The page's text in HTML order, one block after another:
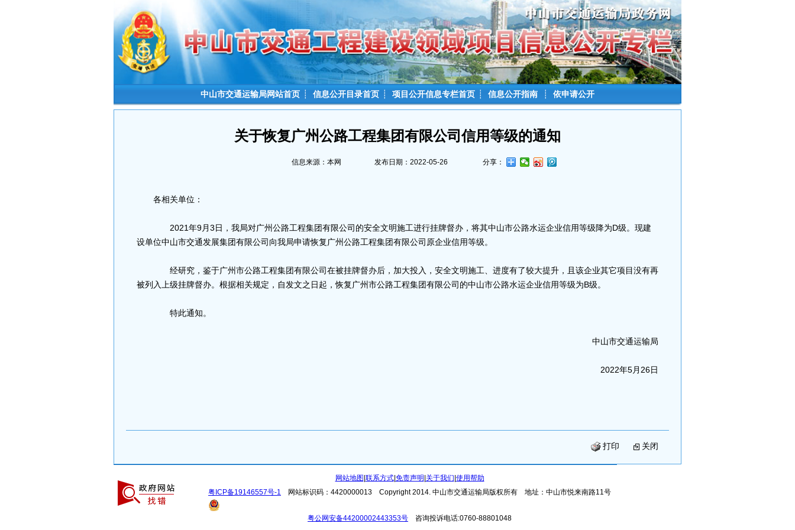
中山市交通运输局网站首页 ┊ 信息公开目录首页 ┊ 项目公开信息专栏首页 ┊ 信息公开指南 ┊ 依申请公开
关于恢复广州公路工程集团有限公司信用等级的通知
信息来源：本网 发布日期：2022-05-26 分享：
各相关单位：
2021年9月3日，我局对广州公路工程集团有限公司的安全文明施工进行挂牌督办，将其中山市公路水运企业信用等级降为D级。现建
设单位中山市交通发展集团有限公司向我局申请恢复广州公路工程集团有限公司原企业信用等级。
经研究，鉴于广州市公路工程集团有限公司在被挂牌督办后，加大投入，安全文明施工、进度有了较大提升，且该企业其它项目没有再
被列入上级挂牌督办。根据相关规定，自发文之日起，恢复广州市公路工程集团有限公司的中山市公路水运企业信用等级为B级。
特此通知。
中山市交通运输局
2022年5月26日
打印 关闭
网站地图 联系方式| 免责声明 关于我们 使用帮助
粤ICP备19146557号-1
网站标识码：4420000013 Copyright 2014. 中山市交通运输局版权所有 地址：中山市悦来南路11号
粤公网安备44200002443353号 咨询投诉电话:0760-88801048